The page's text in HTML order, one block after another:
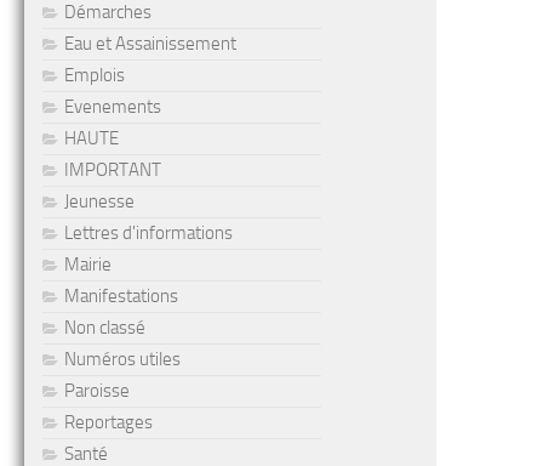
Démarches
Eau et Assainissement
Emplois
Evenements
HAUTE
IMPORTANT
Jeunesse
Lettres d'informations
Mairie
Manifestations
Non classé
Numéros utiles
Paroisse
Reportages
Santé